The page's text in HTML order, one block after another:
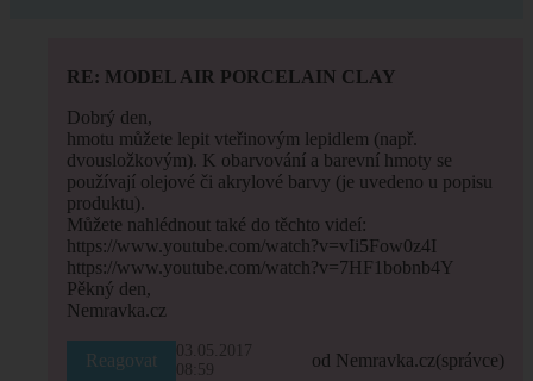
RE: MODEL AIR PORCELAIN CLAY
Dobrý den,
hmotu můžete lepit vteřinovým lepidlem (např.
dvousložkovým). K obarvování a barevní hmoty se
používají olejové či akrylové barvy (je uvedeno u popisu
produktu).
Můžete nahlédnout také do těchto videí:
https://www.youtube.com/watch?v=vIi5Fow0z4I
https://www.youtube.com/watch?v=7HF1bobnb4Y
Pěkný den,
Nemravka.cz
Reagovat
03.05.2017
08:59
od Nemravka.cz(správce)